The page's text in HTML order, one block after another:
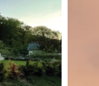
Bécs(214)
(139)
Hosszú
kajakkenu
kézilabda
(148)